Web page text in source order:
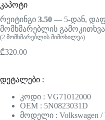
კაპოტი
რეიტინგი 3.50 — 5-დან,
მომხმარებლის
(2 მომხმარებლის მიმოხილვა)
₾320.00
დეტალები :
კოდი : VG71012000
OEM : 5N0823031D
მოდელი : Volkswagen /